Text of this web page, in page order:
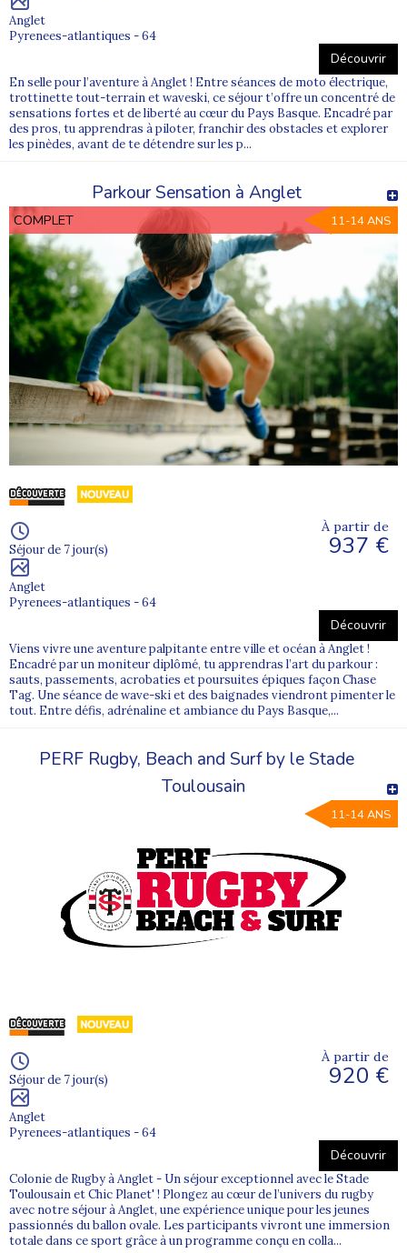
Anglet
Pyrenees-atlantiques - 64
Découvrir
En selle pour l’aventure à Anglet ! Entre séances de moto électrique,
trottinette tout-terrain et waveski, ce séjour t’offre un concentré de
sensations fortes et de liberté au cœur du Pays Basque. Encadré par
des pros, tu apprendras à piloter, franchir des obstacles et explorer
les pinèdes, avant de te détendre sur les p...
Parkour Sensation à Anglet
COMPLET 11-14 ANS
Séjour de 7 jour(s)
Anglet
Pyrenees-atlantiques - 64
À partir de
937 €
Découvrir
Viens vivre une aventure palpitante entre ville et océan à Anglet !
Encadré par un moniteur diplômé, tu apprendras l’art du parkour :
sauts, passements, acrobaties et poursuites épiques façon Chase
Tag. Une séance de wave-ski et des baignades viendront pimenter le
tout. Entre défis, adrénaline et ambiance du Pays Basque,...
PERF Rugby, Beach and Surf by le Stade
Toulousain
11-14 ANS
Séjour de 7 jour(s)
Anglet
Pyrenees-atlantiques - 64
À partir de
920 €
Découvrir
Colonie de Rugby à Anglet - Un séjour exceptionnel avec le Stade
Toulousain et Chic Planet' ! Plongez au cœur de l’univers du rugby
avec notre séjour à Anglet, une expérience unique pour les jeunes
passionnés du ballon ovale. Les participants vivront une immersion
totale dans ce sport grâce à un programme conçu en colla...